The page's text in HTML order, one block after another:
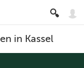
in Kassel